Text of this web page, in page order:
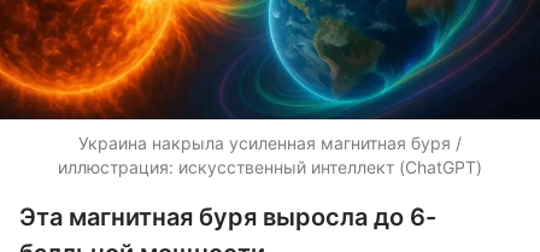
Украина накрыла усиленная магнитная буря /
иллюстрация: искусственный интеллект (ChatGPT)
Эта магнитная буря выросла до 6-